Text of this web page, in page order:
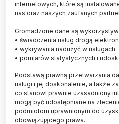
internetowych, które są
nas oraz naszych zaufanych
Gromadzone dane są
• świadczenia usług drogą
• wykrywania nadużyć w usługach
• pomiarów statystycznych i
Podstawą prawną przetwarzania
usługi i jej doskonalenie, a także
co stanowi prawnie uzasadniony
mogą być udostępniane na
podmiotom uprawnionym do
obowiązującego prawa.